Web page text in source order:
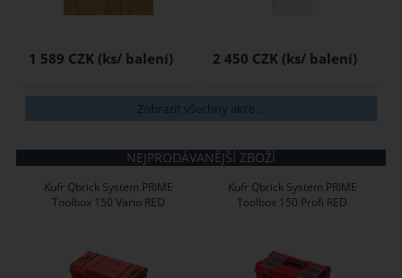
1 589 CZK 2 450 CZK
Zobrazit všechny akce ...
NEJPRODÁVANĚJŠÍ ZBOŽÍ
Kufr Qbrick System PRIME
Toolbox 150 Vario RED
Kufr Qbrick System PRIME
Toolbox 150 Profi RED